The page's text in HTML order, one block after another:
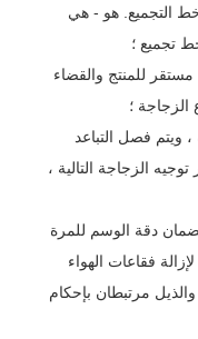
التجميع. هو - هي
تجميع ؛
للمنتج والقضاء
؛
ويتم فصل التباعد
الزجاجة التالية ،
دقة الوسم للمرة
فقاعات الهواء
مرتبطان بإحكام